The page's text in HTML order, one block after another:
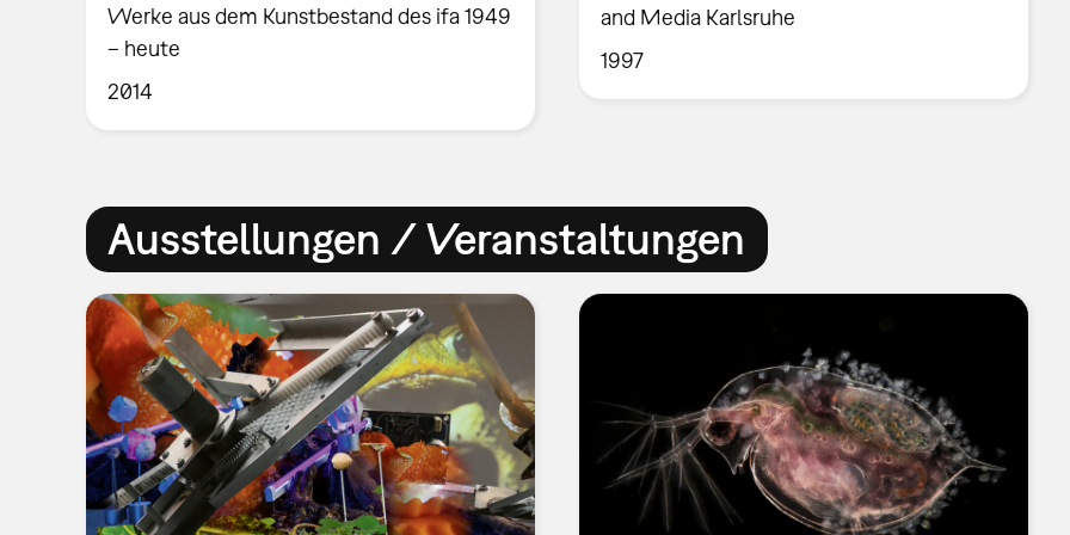
Werke aus dem Kunstbestand des ifa 1949
– heute
2014
and Media Karlsruhe
1997
Ausstellungen / Veranstaltungen